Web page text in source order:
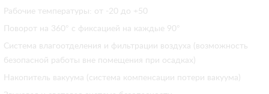
Рабочие температуры: от -20 до +50
Поворот на 360° с фиксацией на каждые 90°
Система влагоотделения и фильтрации воздуха (возможность
безопасной работы вне помещения при осадках)
Накопитель вакуума (система компенсации потери вакуума)